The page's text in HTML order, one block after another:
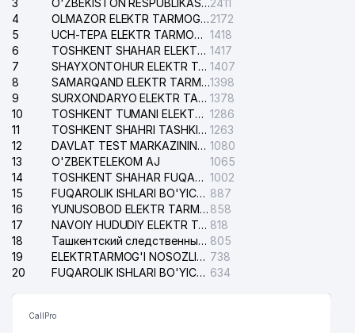
3
O'ZBEKISTON RESPUBLIKASI BOSH PROKURATURASI ISHONCH TELEFONI2411
4
OLMAZOR ELEKTR TARMOG'I NOSOZLIKLARI XIZMATI2172
5
UCH-TEPA ELEKTR TARMOG'I NOSOZLIKLARI XIZMATI 1418
6
TOSHKENT SHAHAR ELEKTR TARMOQLARI KORXONASI AJ 1417
7
SHAYXONTOHUR ELEKTR TARMOG'I NOSOZLIKLARINI TUZATISH XIZMATI 1407
8
SAMARQAND ELEKTR TARMOQLARI AJ1398
9
SURXONDARYO ELEKTR TARMOQLARI AJ 1378
10
TOSHKENT TUMANI ELEKTR TARMOG'I AVARIYA XIZMATI 1286
11
TOSHKENT SHAHRI TASHKILOT TELEFONLARI HAQIDA MA'LUMOT BYUROSI 1263
12
DAVLAT TEST MARKAZINING ISHONCH TELEFONLARI 1080
13
O'ZBEKTELEKOM AJ
1065
14
TOSHKENT SHAHAR FUQAROLIK ISHLARI BO'YICHA SUDI 1002
15
FUQAROLIK ISHLARI BO'YICHA YAKKASAROY TUMANLARARO SUDI 887
16
YUNUSOBOD ELEKTR TARMOG'I NOSOZLIKLARI XIZMATI 858
17
NAVOIY HUDUDIY ELEKTR TARMOQLARI KORXONASI AJ 818
18
Ташкентский следственный изолятор 805
19
ELEKTRTARMOG'I NOSOZLIKLARINI TO'ZATISH SERGELI XIZMATI 738
20
FUQAROLIK ISHLARI BO'YICHA UCH-TEPA TUMANI SUDI 634
CallPro